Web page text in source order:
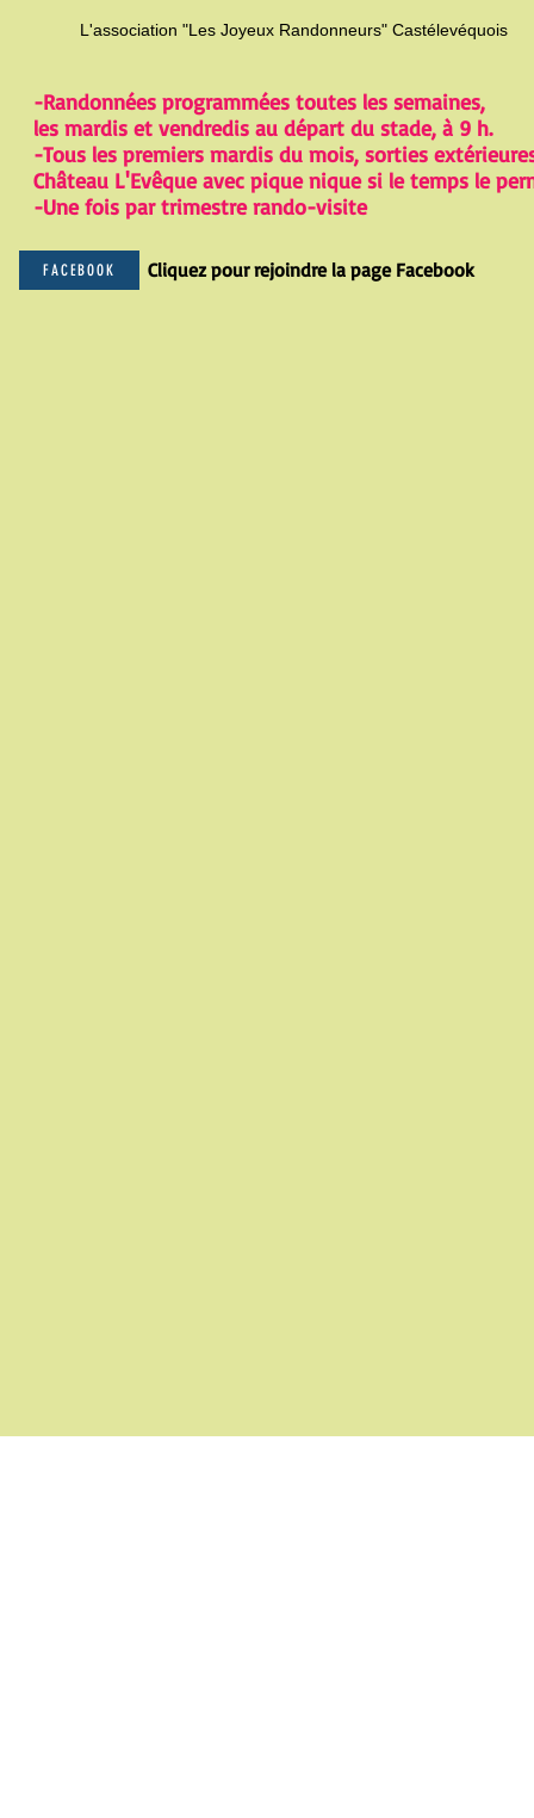
L'association "Les Joyeux Randonneurs" Castélevéquois
-Randonnées programmées toutes les semaines,
les mardis et vendredis au départ du stade, à 9 h.
-Tous les premiers mardis du mois, sorties
Château L'Evêque avec pique nique si le temps le
-Une fois par trimestre rando-visite
FACEBOOK Cliquez pour rejoindre la page Facebook